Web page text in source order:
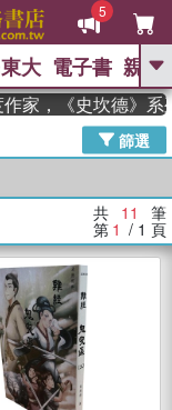
5
GO
The Odyssey 、
史是一群喵 、 暑期
登輝時代 、 數學女
偉大的迷走神經
大 電子書 親子
，《史坎德》系
篩選
共 11 筆
第 1 / 1 頁